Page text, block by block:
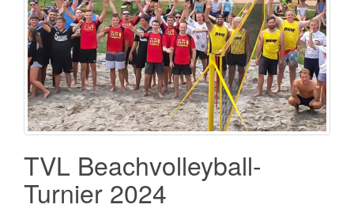
TVL Beachvolleyball-
Turnier 2024